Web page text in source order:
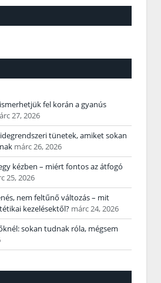
fel korán a gyanús
27, 2026
tünetek, amiket sokan
márc 26, 2026
kézben – miért fontos az átfogó
25, 2026
nem feltűnő változás – mit
kezelésektől? márc 24, 2026
sokan tudnak róla, mégsem